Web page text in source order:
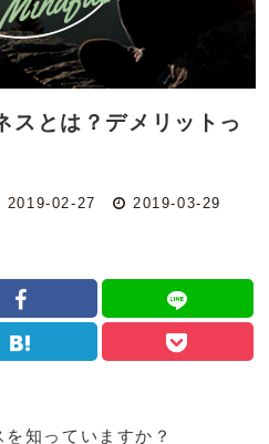
スとは？デメリットっ
2019-02-27
2019-03-29
知っていますか？